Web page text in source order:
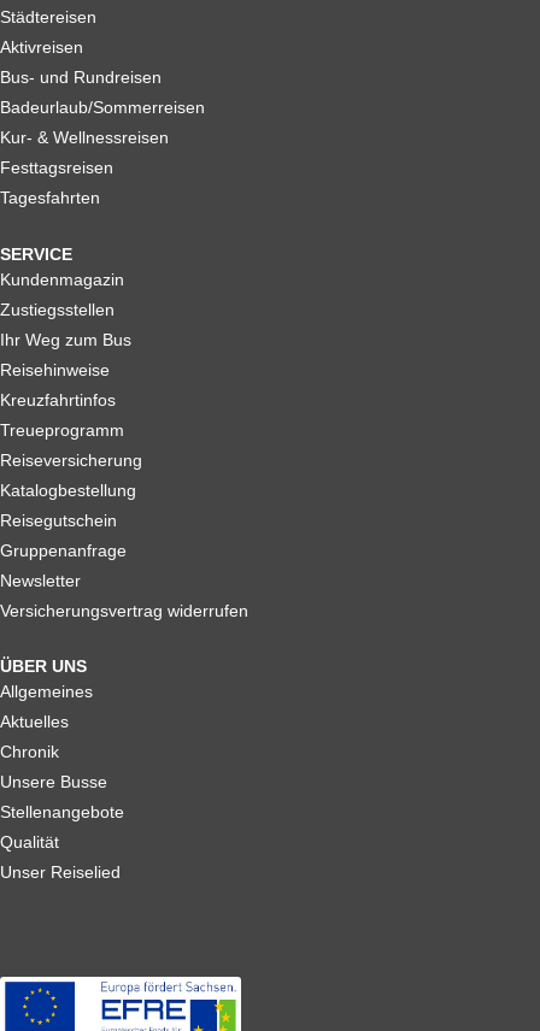
Städtereisen
Aktivreisen
Bus- und Rundreisen
Badeurlaub/Sommerreisen
Kur- & Wellnessreisen
Festtagsreisen
Tagesfahrten
SERVICE
Kundenmagazin
Zustiegsstellen
Ihr Weg zum Bus
Reisehinweise
Kreuzfahrtinfos
Treueprogramm
Reiseversicherung
Katalogbestellung
Reisegutschein
Gruppenanfrage
Newsletter
Versicherungsvertrag widerrufen
ÜBER UNS
Allgemeines
Aktuelles
Chronik
Unsere Busse
Stellenangebote
Qualität
Unser Reiselied